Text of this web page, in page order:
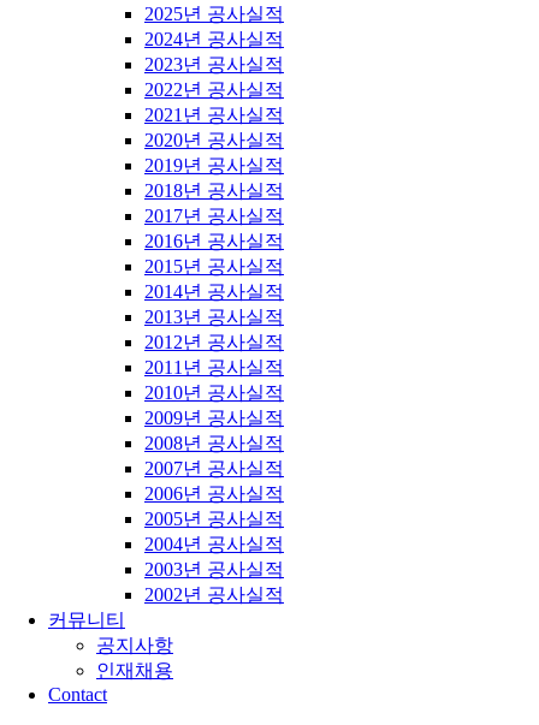
2025년 공사실적
2024년 공사실적
2023년 공사실적
2022년 공사실적
2021년 공사실적
2020년 공사실적
2019년 공사실적
2018년 공사실적
2017년 공사실적
2016년 공사실적
2015년 공사실적
2014년 공사실적
2013년 공사실적
2012년 공사실적
2011년 공사실적
2010년 공사실적
2009년 공사실적
2008년 공사실적
2007년 공사실적
2006년 공사실적
2005년 공사실적
2004년 공사실적
2003년 공사실적
2002년 공사실적
커뮤니티
공지사항
인재채용
Contact